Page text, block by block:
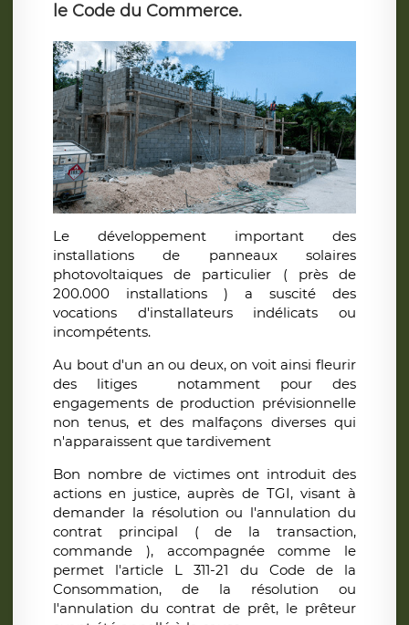
le Code du Commerce.
Le développement important des
installations de panneaux solaires
photovoltaiques de particulier ( près de
200.000 installations ) a suscité des
vocations d'installateurs indélicats ou
incompétents.
Au bout d'un an ou deux, on voit ainsi fleurir
des litiges notamment pour des
engagements de production prévisionnelle
non tenus, et des malfaçons diverses qui
n'apparaissent que tardivement
Bon nombre de victimes ont introduit des
actions en justice, auprès de TGI, visant à
demander la résolution ou l'annulation du
contrat principal ( de la transaction,
commande ), accompagnée comme le
permet l'article L 311-21 du Code de la
Consommation, de la résolution ou
l'annulation du contrat de prêt, le prêteur